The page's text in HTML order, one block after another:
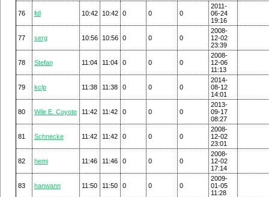
76 fdl 10:42 10:42 0 0 0
2011-
06-24
19:16
77 serg 10:56 10:56 0 0 0
2008-
12-02
23:39
78 Stefan 11:04 11:04 0 0 0
2008-
12-06
11:13
79 kclp 11:38 11:38 0 0 0
2014-
08-12
14:01
80 Wile E. Coyote 11:42 11:42 0 0 0
2013-
09-17
08:27
81 Schnecke 11:42 11:42 0 0 0
2008-
12-02
23:01
82 hemi 11:46 11:46 0 0 0
2008-
12-02
17:14
83 hanwann 11:50 11:50 0 0 0
2009-
01-05
11:28